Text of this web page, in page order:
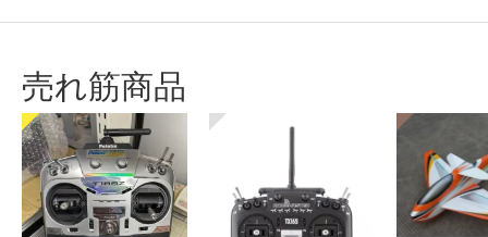
売れ筋商品